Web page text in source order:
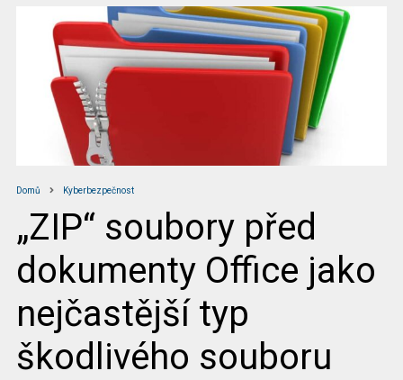
Domů Kyberbezpečnost
„ZIP“ soubory před
dokumenty Office jako
nejčastější typ
škodlivého souboru